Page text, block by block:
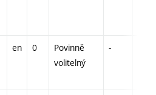
en 0
Povinně
volitelný
-